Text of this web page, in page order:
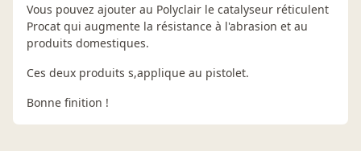
Vous pouvez ajouter au Polyclair le catalyseur réticulent
Procat qui augmente la résistance à l'abrasion et au
produits domestiques.
Ces deux produits s,applique au pistolet.
Bonne finition !